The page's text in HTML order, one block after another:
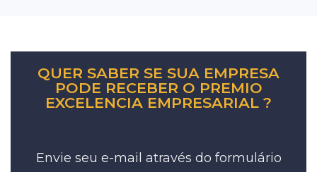
QUER SABER SE SUA EMPRESA
PODE RECEBER O PREMIO
EXCELENCIA EMPRESARIAL ?
Envie seu e-mail através do formulário